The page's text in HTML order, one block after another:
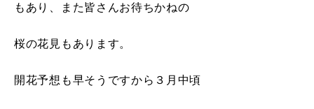
もあり、また皆さんお待ちかねの
桜の花見もあります。
開花予想も早そうですから３月中頃